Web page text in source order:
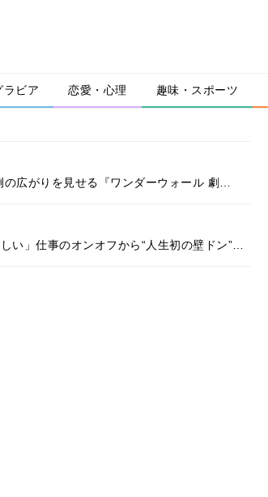
ラビア 恋愛・心理 趣味・スポーツ
広がりを見せる『ワンダーウォール 劇…
い」仕事のオンオフから“人生初の壁ドン”…